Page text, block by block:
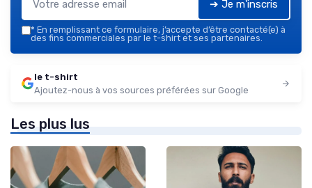
➔ Je m'inscris
* En remplissant ce formulaire, j’accepte d’être contacté(e) à
des fins commerciales par le t-shirt et ses partenaires.
le t-shirt
Ajoutez-nous à vos sources préférées sur Google
Les plus lus